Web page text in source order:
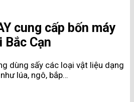
cung cấp bốn máy
Cạn
dùng sấy các loại vật liệu dạng
lúa, ngô, bắp…